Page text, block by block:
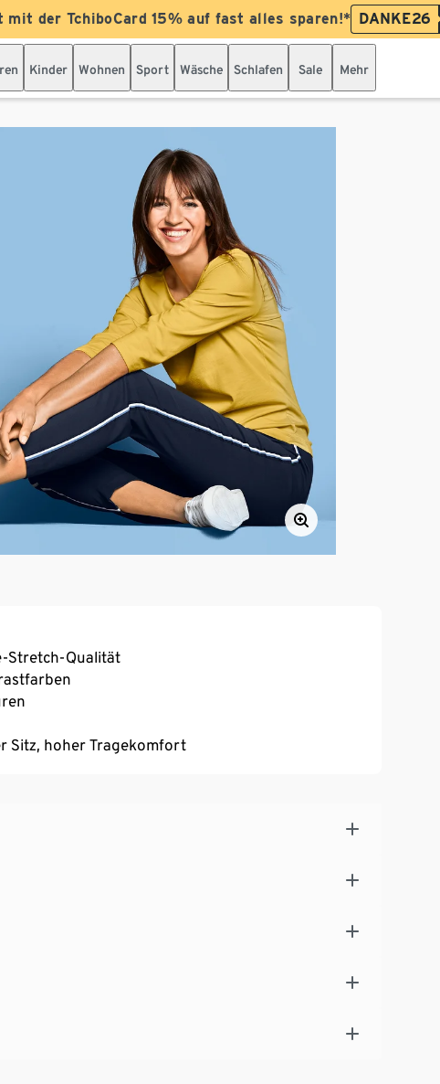
mit der TchiboCard 15% auf fast alles sparen!* DANKE26
Kinder Wohnen Sport Wäsche Schlafen Sale Mehr
Stretch-Qualität
Sitz, hoher Tragekomfort